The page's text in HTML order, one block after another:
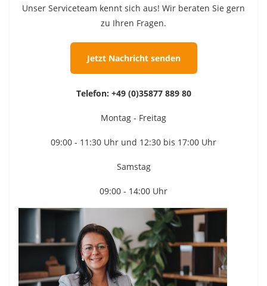
Unser Serviceteam kennt sich aus! Wir beraten Sie gern
zu Ihren Fragen.
Jetzt Nachricht senden
Telefon: +49 (0)35877 889 80
Montag - Freitag
09:00 - 11:30 Uhr und 12:30 bis 17:00 Uhr
Samstag
09:00 - 14:00 Uhr